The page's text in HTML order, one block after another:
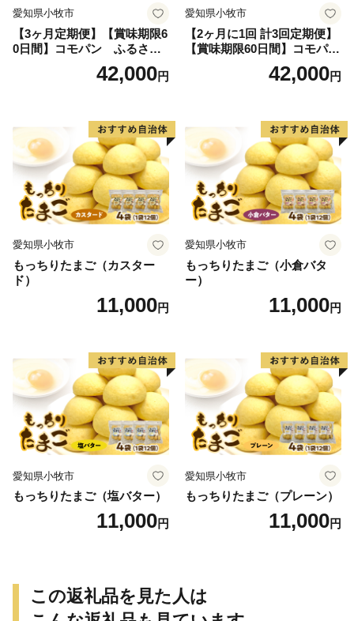
愛知県小牧市
【3ヶ月定期便】【賞味期限6
0日間】コモパン ふるさと
クロワッサンセット（計90
個）／災害用備蓄 保存食 非
42,000円
愛知県小牧市
【2ヶ月に1回 計3回定期便】
【賞味期限60日間】コモパ
ン ふるさとクロワッサンセ
ット（計90個）／災害用備蓄
42,000円
愛知県小牧市
もっちりたまご（カスター
ド）
11,000円
愛知県小牧市
もっちりたまご（小倉バタ
ー）
11,000円
愛知県小牧市
もっちりたまご（塩バター）
11,000円
愛知県小牧市
もっちりたまご（プレーン）
11,000円
この返礼品を見た人は